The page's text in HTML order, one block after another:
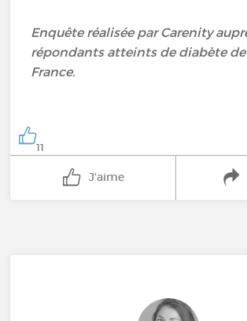
Enquête réalisée par Carenity
répondants atteints de diabète de
France.
11
J'aime